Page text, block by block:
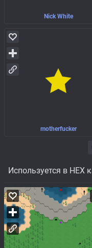
Nick White
motherfucker
Используется в HEX